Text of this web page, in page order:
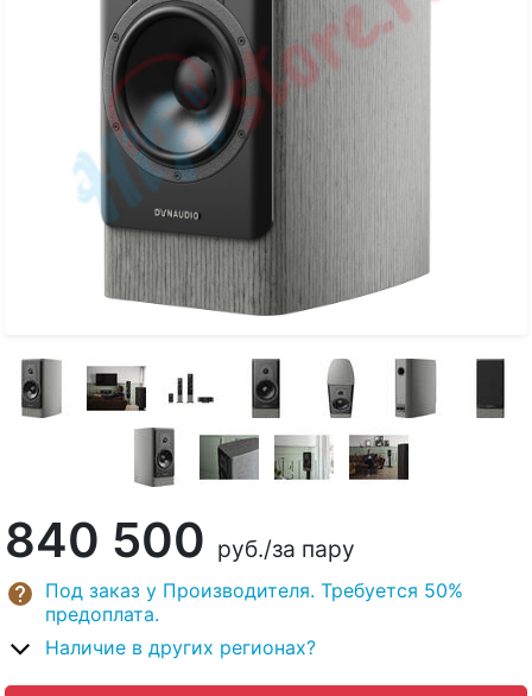
840 500 руб./за пару
Под заказ у Производителя. Требуется 50%
предоплата.
Наличие в других регионах?